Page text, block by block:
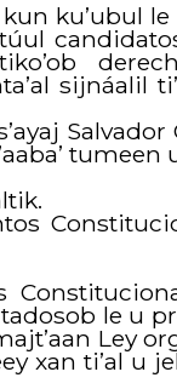
ku’ubul
sijnáalil
le u
Ley
xan ti’al u